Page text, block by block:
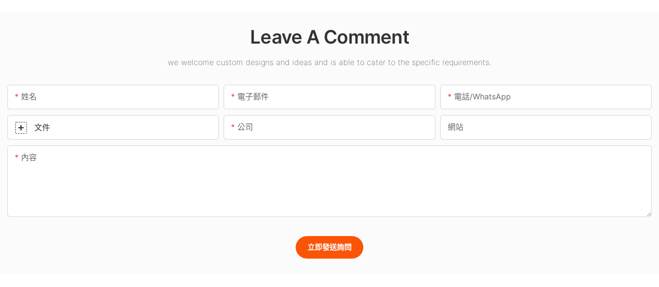
Leave A Comment
we welcome custom designs and ideas and is able to cater to the specific requirements.
姓名 電子郵件 電話/WhatsApp
文件 公司 網站
內容
立即發送詢問